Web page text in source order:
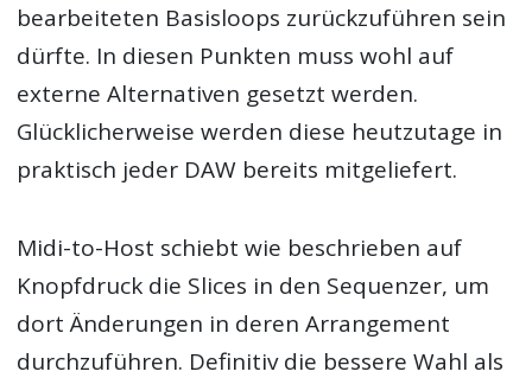
bearbeiteten Basisloops zurückzuführen sein
dürfte. In diesen Punkten muss wohl auf
externe Alternativen gesetzt werden.
Glücklicherweise werden diese heutzutage in
praktisch jeder DAW bereits mitgeliefert.
Midi-to-Host schiebt wie beschrieben auf
Knopfdruck die Slices in den Sequenzer, um
dort Änderungen in deren Arrangement
durchzuführen. Definitiv die bessere Wahl als